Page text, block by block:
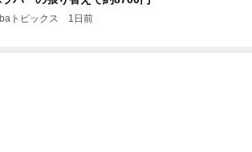
トピックス 1日前